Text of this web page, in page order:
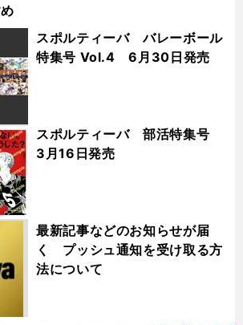
スポルティーバ バレーボール
特集号 Vol.4 6月30日発売
スポルティーバ 部活特集号
3月16日発売
最新記事などのお知らせが届
く プッシュ通知を受け取る方
法について